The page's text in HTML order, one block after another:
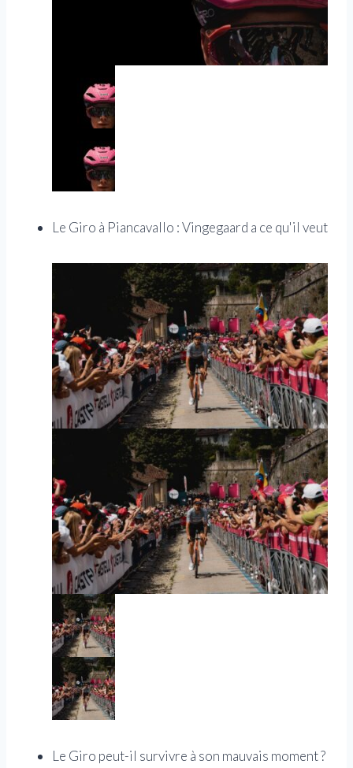
Le Giro à Piancavallo : Vingegaard a ce qu'il veut
Le Giro peut-il survivre à son mauvais moment ?